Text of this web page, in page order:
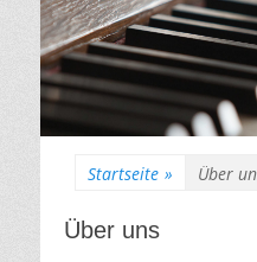
Startseite » Über
Über uns